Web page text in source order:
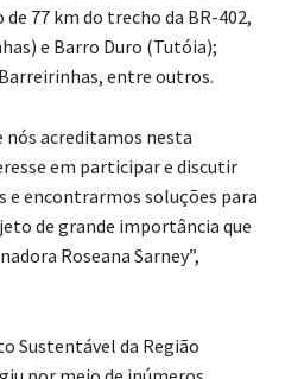
77 km do trecho da BR-402,
e Barro Duro (Tutóia);
entre outros.
nós acreditamos nesta
em participar e discutir
e encontrarmos soluções para
de grande importância que
Roseana Sarney”,
Sustentável da Região